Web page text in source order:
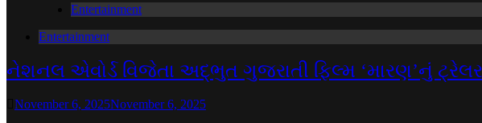
Entertainment
Entertainment
નેશનલ એવોર્ડ વિજેતા અદ્ભુત ગુજરાતી ફિલ્મ ‘મારણ’નું
November 6, 2025November 6, 2025